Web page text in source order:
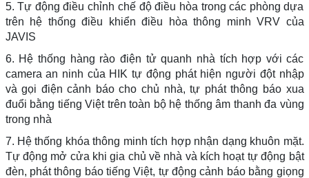
5. Tự động điều chỉnh chế độ điều hòa trong các phòng dựa
trên hệ thống điều khiển điều hòa thông minh VRV của
JAVIS
6. Hệ thống hàng rào điện tử quanh nhà tích hợp với các
camera an ninh của HIK tự động phát hiện người đột nhập
và gọi điện cảnh báo cho chủ nhà, tự phát thông báo xua
đuổi bằng tiếng Việt trên toàn bộ hệ thống âm thanh đa vùng
trong nhà
7. Hệ thống khóa thông minh tích hợp nhận dạng khuôn mặt.
Tự động mở cửa khi gia chủ về nhà và kích hoạt tự động bật
đèn, phát thông báo tiếng Việt, tự động cảnh báo bằng giọng